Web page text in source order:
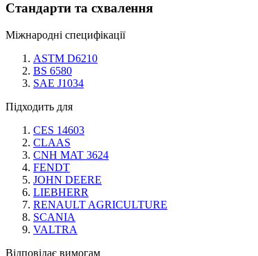
Стандарти та схвалення
Міжнародні специфікації
ASTM D6210
BS 6580
SAE J1034
Підходить для
CES 14603
CLAAS
CNH MAT 3624
FENDT
JOHN DEERE
LIEBHERR
RENAULT AGRICULTURE
SCANIA
VALTRA
Відповідає вимогам